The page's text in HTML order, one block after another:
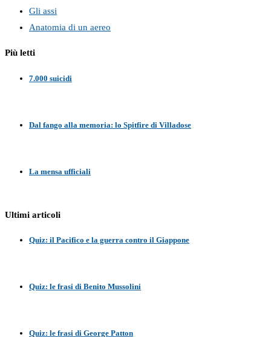
Gli assi
Anatomia di un aereo
Più letti
7.000 suicidi
Dal fango alla memoria: lo Spitfire di Villadose
La mensa ufficiali
Ultimi articoli
Quiz: il Pacifico e la guerra contro il Giappone
Quiz: le frasi di Benito Mussolini
Quiz: le frasi di George Patton